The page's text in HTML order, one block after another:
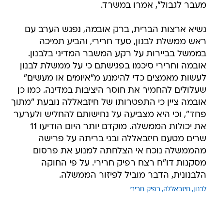
מעבר לגבול", אמרו במשרד.
נשיא ארצות הברית, ברק אובמה, נפגש הערב עם
ראש ממשלת לבנון, סעד חרירי, והביע תמיכה
בממשל בביירות על רקע המשבר המדיני בלבנון.
אובמה וחרירי סיכמו בפגישתם כי על ממשלת לבנון
לעשות מאמצים כדי להימנע מ"איומים או מעשים"
שעלולים להחמיר את חוסר היציבות במדינה. כמו כן
אובמה ציין כי התפטרותו של חיזבאללה נובעת "מתוך
פחד", וכי היא מצביעה על נחישותם להחליש ולערער
את יכולות הממשלה. מוקדם יותר היום הודיעו 11
שרים מטעם חיזבאללה ובני בריתה על פרישה
מהממשלה נוכח אי הצלחתה למנוע את פרסום
מסקנות דו"ח רצח רפיק חרירי. על פי החוקה
הלבנונית, הדבר מוביל לפיזור הממשלה.
לבנון חיזבאללה רפיק חרירי